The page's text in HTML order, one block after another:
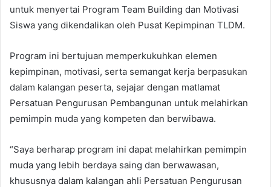
untuk menyertai Program Team Building dan Motivasi
Siswa yang dikendalikan oleh Pusat Kepimpinan TLDM.
Program ini bertujuan memperkukuhkan elemen
kepimpinan, motivasi, serta semangat kerja berpasukan
dalam kalangan peserta, sejajar dengan matlamat
Persatuan Pengurusan Pembangunan untuk melahirkan
pemimpin muda yang kompeten dan berwibawa.
“Saya berharap program ini dapat melahirkan pemimpin
muda yang lebih berdaya saing dan berwawasan,
khususnya dalam kalangan ahli Persatuan Pengurusan